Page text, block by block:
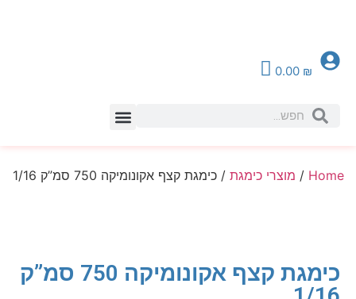
0.00 ₪
Home
/ מוצרי כימגת / כימגת קצף אקונומיקה 750 סמ”ק 1/16
כימגת קצף אקונומיקה 750 סמ”ק